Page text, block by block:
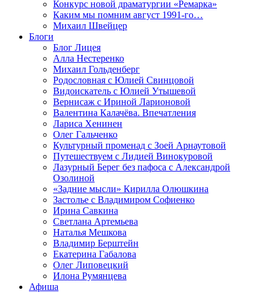
Конкурс новой драматургии «Ремарка»
Каким мы помним август 1991-го…
Михаил Швейцер
Блоги
Блог Лицея
Алла Нестеренко
Михаил Гольденберг
Родословная с Юлией Свинцовой
Видоискатель с Юлией Утышевой
Вернисаж с Ириной Ларионовой
Валентина Калачёва. Впечатления
Лариса Хенинен
Олег Гальченко
Культурный променад с Зоей Арнаутовой
Путешествуем с Лидией Винокуровой
Лазурный Берег без пафоса с Александрой
Озолиной
«Задние мысли» Кирилла Олюшкина
Застолье с Владимиром Софиенко
Ирина Савкина
Светлана Артемьева
Наталья Мешкова
Владимир Берштейн
Екатерина Габалова
Олег Липовецкий
Илона Румянцева
Афиша